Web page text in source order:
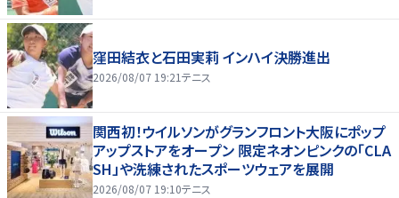
窪田結衣と石田実莉 インハイ決勝進出
2026/08/07 19:21テニス
関西初！ウイルソンがグランフロント大阪にポップ
アップストアをオープン 限定ネオンピンクの「CLA
SH」や洗練されたスポーツウェアを展開
2026/08/07 19:10テニス